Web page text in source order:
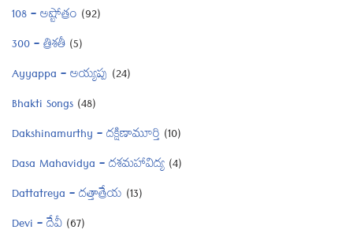
108 – అష్టోత్రం (92)
300 – త్రిశతీ (5)
Ayyappa – అయ్యప్ప (24)
Bhakti Songs (48)
Dakshinamurthy – దక్షిణామూర్తి (10)
Dasa Mahavidya – దశమహావిద్య (4)
Dattatreya – దత్తాత్రేయ (13)
Devi – దేవీ (67)